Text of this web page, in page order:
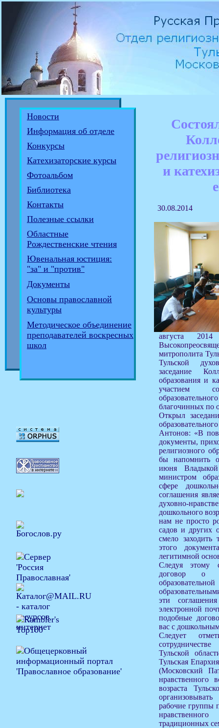
Новости
Информация об отделе
Конкурсы
Катехизаторские курсы
Фотоальбом
Библиотека
Контакты
Полезные ссылки
Областные
Рождественские чтения
Ювенальная юстиция:
"за" и "против"
Документы
Основы православной
культуры
Методическое объединение
преподавателей воскресных
школ
и
30.08.2014
августа
митрополита
Тульской
заседание
образования и
участием
благочинных по
Открыл
Антонов: «В
документы,
религиозного
бы напомнить
июня
министром
сфере
соглашения
духовно-
дошкольного
нам не просто
садов и других
смело заходить
этого
легитимной
Следуя этому
договор о
эти
электронной
подобные
вас с
Следует
Тульской
Тульская
(Московский
нравственного
возраста
рабочие группы
традиционных